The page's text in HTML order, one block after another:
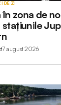
DE ZI
în zona de
7 august 2026